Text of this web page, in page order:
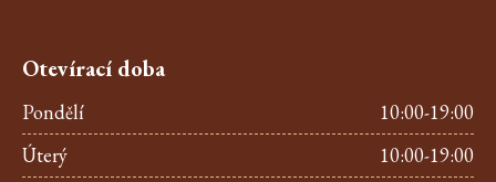
Otevírací doba
Pondělí
10:00-19:00
Úterý
10:00-19:00